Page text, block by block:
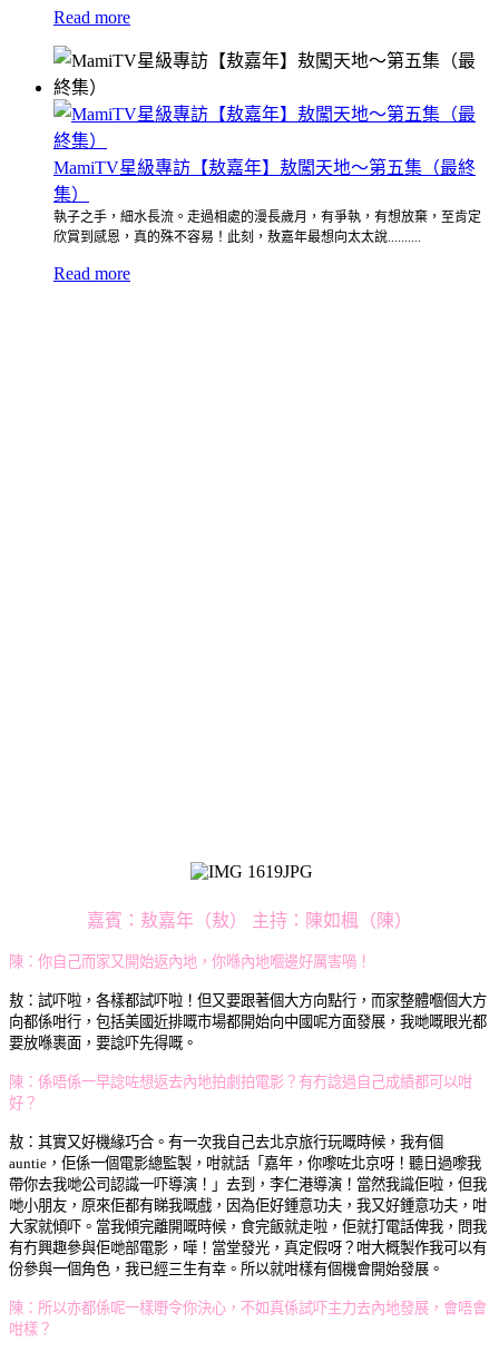
Read more
MamiTV星級專訪【敖嘉年】敖闖天地～第五集（最終
集）
執子之手，細水長流。走過相處的漫長歲月，有爭執，有想放棄，至肯定
欣賞到感恩，真的殊不容易！此刻，敖嘉年最想向太太說..........
Read more
嘉賓：敖嘉年（敖） 主持：陳如楓（陳）
陳：你自己而家又開始返內地， 你喺內地嗰邊好厲害喎！
敖： 試吓啦，各樣都試吓啦！ 但又要跟著個大方向點行，而家整體嗰個大方
向都係咁行， 包括美國近排嘅市場都開始向中國呢方面發展， 我哋嘅眼光都
要放喺裹面， 要諗吓先得嘅。
陳：係唔係一早諗咗想返去內地拍劇拍電影？ 有冇諗過自己成績都可以咁
好？
敖： 其實又好機緣巧合。 有一次我自己去北京旅行玩嘅時候， 我有個
auntie，佢係一個電影總監製， 咁就話「嘉年，你嚟咗北京呀！ 聽日過嚟我
帶你去我哋公司 認識一吓導演！」 去到，李仁港導演！ 當然我識佢啦， 但我
哋小朋友， 原來佢都有睇我嘅戲， 因為佢好鍾意功夫， 我又好鍾意功夫， 咁
大家就傾吓。 當我傾完離開嘅時候， 食完飯就走啦， 佢就打電話俾我， 問我
有冇興趣參與佢哋部電影， 嘩！當堂發光， 真定假呀？ 咁大概製作我可以有
份參與一個角色， 我已經三生有幸。 所以就咁樣有個機會開始發展。
陳：所以亦都係呢一樣嘢令你決心， 不如真係試吓主力去內地發展， 會唔會
咁樣？